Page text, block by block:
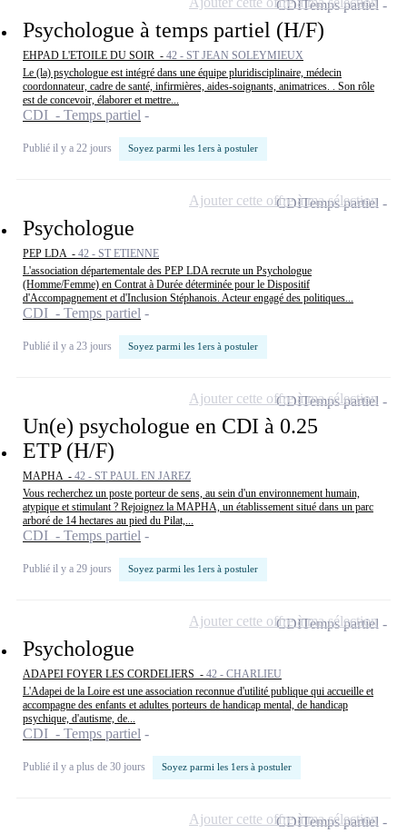
Psychologue à temps partiel (H/F)
EHPAD L'ETOILE DU SOIR - 42 - ST JEAN SOLEYMIEUX
Le (la) psychologue est intégré dans une équipe pluridisciplinaire, médecin
coordonnateur, cadre de santé, infirmières, aides-soignants, animatrices. . Son rôle
est de concevoir, élaborer et mettre...
CDI - Temps partiel
Publié il y a 22 jours Soyez parmi les 1ers à postuler
CDITemps partiel
Psychologue
PEP LDA - 42 - ST ETIENNE
L'association départementale des PEP LDA recrute un Psychologue
(Homme/Femme) en Contrat à Durée déterminée pour le Dispositif
d'Accompagnement et d'Inclusion Stéphanois. Acteur engagé des politiques...
CDI - Temps partiel
Publié il y a 23 jours Soyez parmi les 1ers à postuler
CDITemps partiel
Ajouter cette offre à ma sélection
Un(e) psychologue en CDI à 0.25
ETP (H/F)
MAPHA - 42 - ST PAUL EN JAREZ
Vous recherchez un poste porteur de sens, au sein d'un environnement humain,
atypique et stimulant ? Rejoignez la MAPHA, un établissement situé dans un parc
arboré de 14 hectares au pied du Pilat,...
CDI - Temps partiel
Publié il y a 29 jours Soyez parmi les 1ers à postuler
CDITemps partiel
Ajouter cette offre à ma sélection
Psychologue
ADAPEI FOYER LES CORDELIERS - 42 - CHARLIEU
L'Adapei de la Loire est une association reconnue d'utilité publique qui accueille et
accompagne des enfants et adultes porteurs de handicap mental, de handicap
psychique, d'autisme, de...
CDI - Temps partiel
Publié il y a plus de 30 jours Soyez parmi les 1ers à postuler
CDITemps partiel
Ajouter cette offre à ma sélection
CDITemps partiel
Ajouter cette offre à ma sélection